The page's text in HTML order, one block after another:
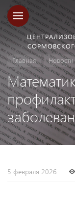
Главная
Новости
5 февраля 2026